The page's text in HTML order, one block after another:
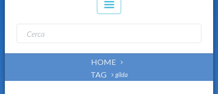
HOME
TAG
gilda